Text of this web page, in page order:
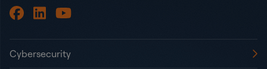
Cybersecurity